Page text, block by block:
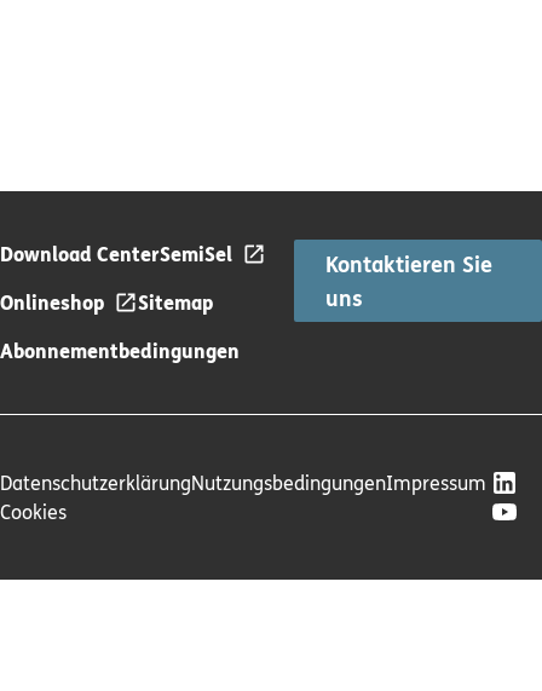
Download CenterSemiSel
Onlineshop
Sitemap
Abonnementbedingungen
Kontaktieren Sie
uns
DatenschutzerklärungNutzungsbedingungenImpressum
Cookies